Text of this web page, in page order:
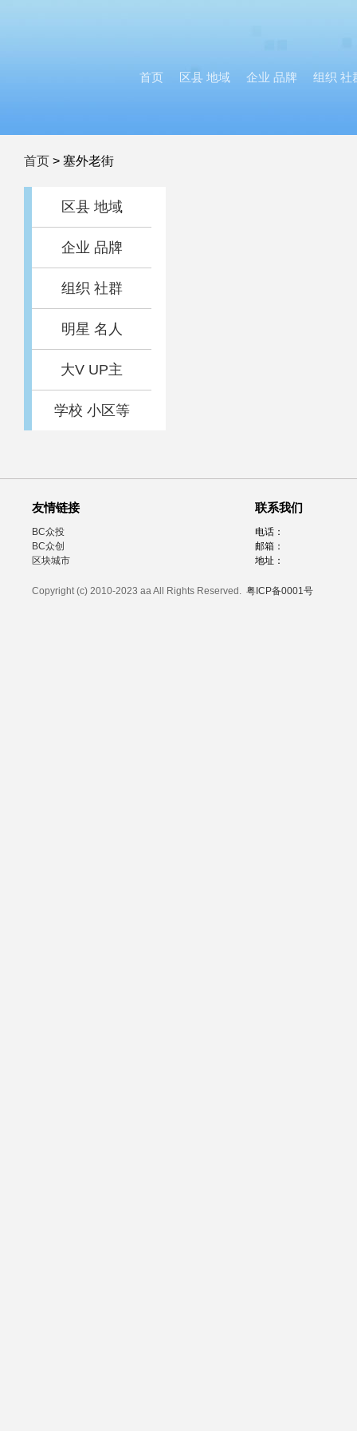
首页 区县 地域 企业 品牌 组织 社
首页 > 塞外老街
区县 地域
企业 品牌
组织 社群
明星 名人
大V UP主
学校 小区等
友情链接
BC众投
BC众创
区块城市
联系我们
电话：
邮箱：
地址：
Copyright (c) 2010-2023 aa All Rights Reserved. 粤ICP备0001号